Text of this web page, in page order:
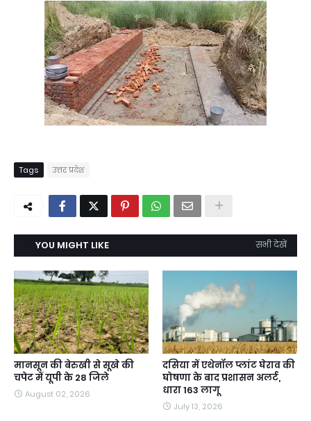
Tags उत्तर प्रदेश
YOU MIGHT LIKE सभी देखें
मानसून की बेरुखी से सूखे की
चपेट में यूपी के 28 जिले
August 02, 2026
दसिया में एथेनॉल प्लांट घेराव की
घोषणा के बाद प्रशासन अलर्ट,
धारा 163 लागू
July 13, 2026